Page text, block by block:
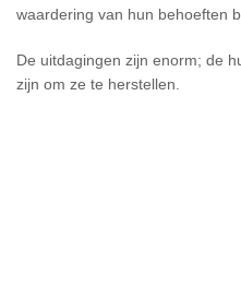
waardering van hun behoeften
De uitdagingen zijn enorm; de
zijn om ze te herstellen.